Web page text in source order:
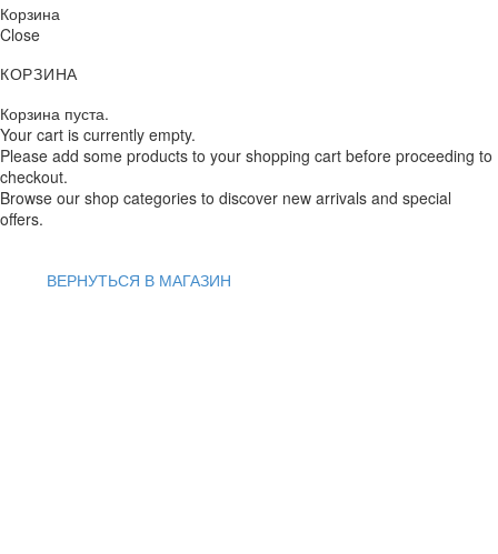
Корзина
Close
КОРЗИНА
Корзина пуста.
Your cart is currently empty.
Please add some products to your shopping cart before proceeding to
checkout.
Browse our shop categories to discover new arrivals and special
offers.
ВЕРНУТЬСЯ В МАГАЗИН